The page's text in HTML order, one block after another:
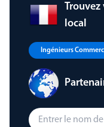
local
Ingénieurs